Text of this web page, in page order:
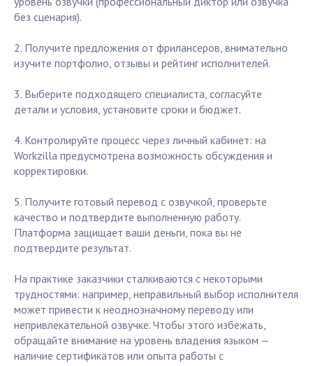
без сценария).
2. Получите предложения от фрилансеров, внимательно
изучите портфолио, отзывы и рейтинг исполнителей.
3. Выберите подходящего специалиста, согласуйте
детали и условия, установите сроки и бюджет.
4. Контролируйте процесс через личный кабинет: на
Workzilla предусмотрена возможность обсуждения и
корректировки.
5. Получите готовый перевод с озвучкой, проверьте
качество и подтвердите выполненную работу.
Платформа защищает ваши деньги, пока вы не
подтвердите результат.
На практике заказчики сталкиваются с некоторыми
трудностями: например, неправильный выбор исполнителя
может привести к неоднозначному переводу или
непривлекательной озвучке. Чтобы этого избежать,
обращайте внимание на уровень владения языком —
наличие сертификатов или опыта работы с